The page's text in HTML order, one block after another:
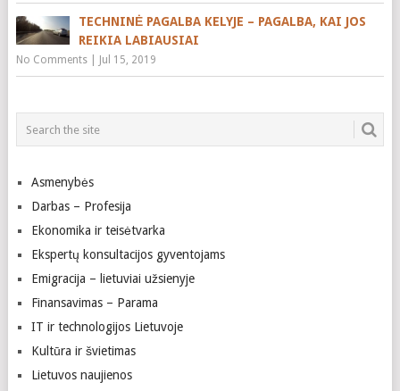
TECHNINĖ PAGALBA KELYJE – PAGALBA, KAI JOS
REIKIA LABIAUSIAI
No Comments| Jul 15, 2019
Asmenybės
Darbas – Profesija
Ekonomika ir teisėtvarka
Ekspertų konsultacijos gyventojams
Emigracija – lietuviai užsienyje
Finansavimas – Parama
IT ir technologijos Lietuvoje
Kultūra ir švietimas
Lietuvos naujienos